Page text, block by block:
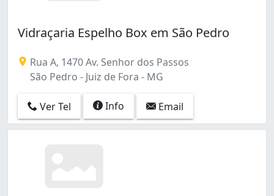
Vidraçaria Espelho Box em São Pedro
Rua A, 1470 Av. Senhor dos Passos
São Pedro - Juiz de Fora - MG
Ver Tel Info Email